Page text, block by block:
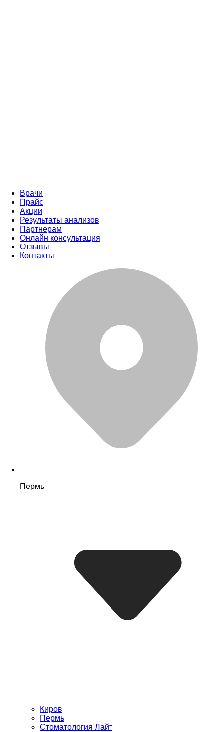
Врачи
Прайс
Акции
Результаты анализов
Партнерам
Онлайн консультация
Отзывы
Контакты
Пермь
Киров
Пермь
Стоматология Лайт